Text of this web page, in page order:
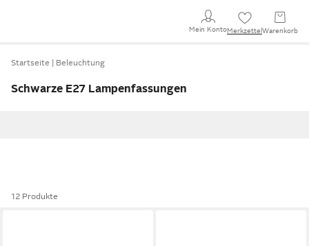
Mein KontoMerkzettel Warenkorb
Startseite Beleuchtung
Schwarze E27 Lampenfassungen
12 Produkte